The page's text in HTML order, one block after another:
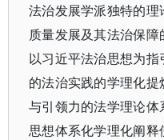
法治发展学派独特的
质量发展及其法治保
以习近平法治思想为
的法治实践的学理化
与引领力的法学理论
思想体系化学理化阐